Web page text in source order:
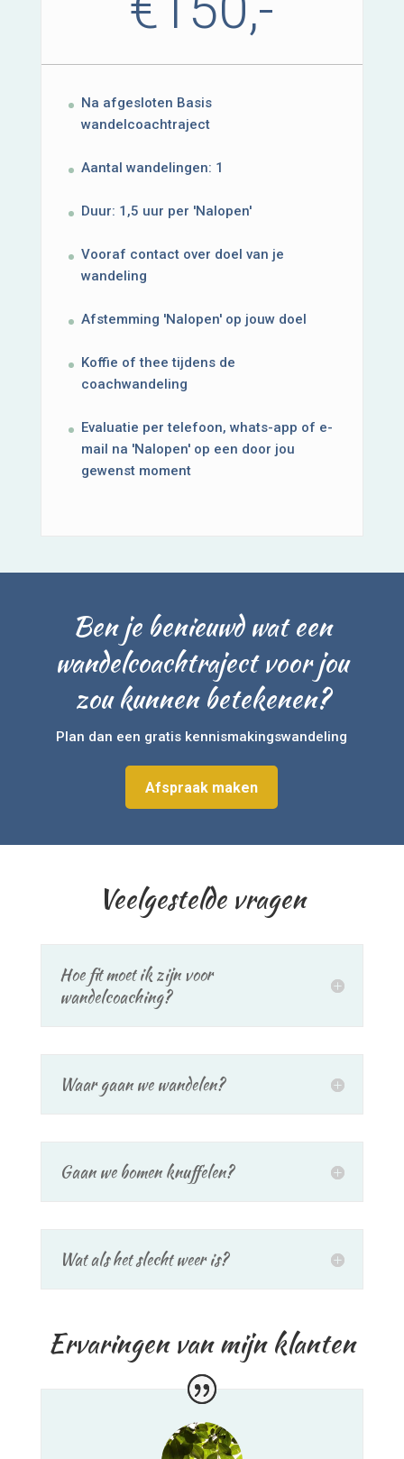
Na afgesloten Basis
wandelcoachtraject
Aantal wandelingen: 1
Duur: 1,5 uur per 'Nalopen'
Vooraf contact over doel van je
wandeling
Afstemming 'Nalopen' op jouw doel
Koffie of thee tijdens de
coachwandeling
Evaluatie per telefoon, whats-app of e-
mail na 'Nalopen' op een door jou
gewenst moment
Ben je benieuwd wat een
wandelcoachtraject voor jou
zou kunnen betekenen?
Plan dan een gratis kennismakingswandeling
Afspraak maken
Veelgestelde vragen
Hoe fit moet ik zijn voor
wandelcoaching?
Waar gaan we wandelen?
Gaan we bomen knuffelen?
Wat als het slecht weer is?
Ervaringen van mijn klanten